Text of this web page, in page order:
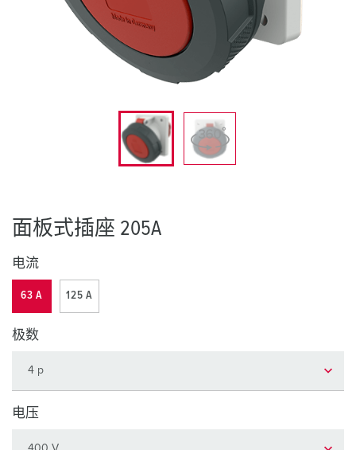
面板式插座 205A
电流
63 A 125 A
极数
电压